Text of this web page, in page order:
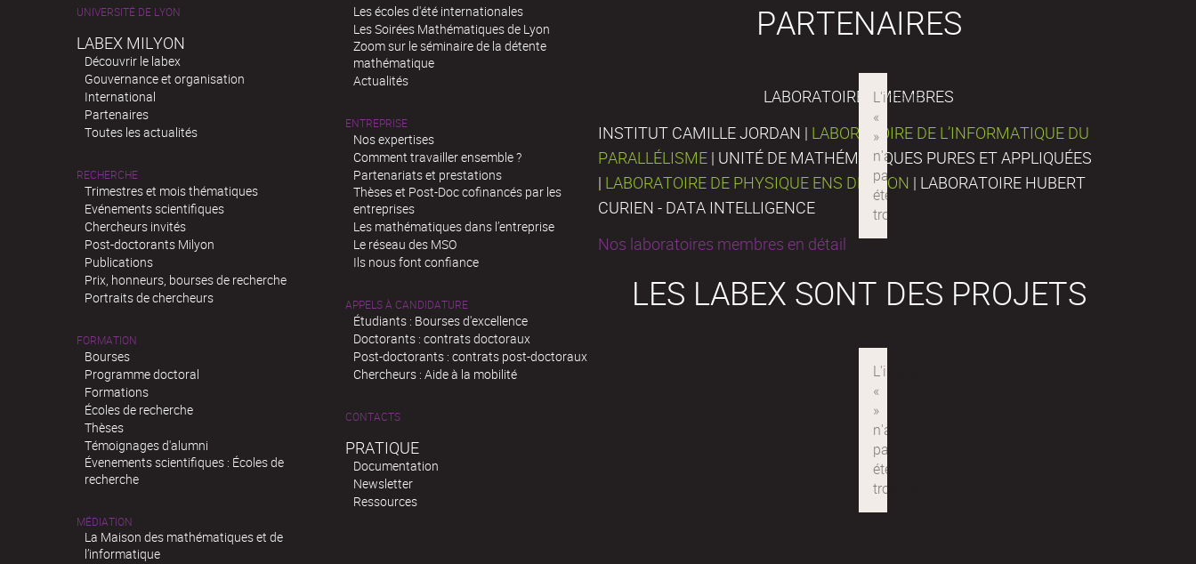
UNIVERSITÉ DE LYON
LABEX MILYON
Découvrir le labex
Gouvernance et organisation
International
Partenaires
Toutes les actualités
RECHERCHE
Trimestres et mois thématiques
Evénements scientifiques
Chercheurs invités
Post-doctorants Milyon
Publications
Prix, honneurs, bourses de recherche
Portraits de chercheurs
FORMATION
Bourses
Programme doctoral
Formations
Écoles de recherche
Thèses
Témoignages d'alumni
Évenements scientifiques : Écoles de
recherche
MÉDIATION
La Maison des mathématiques et de
l’informatique
Les écoles d'été internationales
Les Soirées Mathématiques de Lyon
Zoom sur le séminaire de la détente
mathématique
Actualités
ENTREPRISE
Nos expertises
Comment travailler ensemble ?
Partenariats et prestations
Thèses et Post-Doc cofinancés par les
entreprises
Les mathématiques dans l’entreprise
Le réseau des MSO
Ils nous font confiance
APPELS À CANDIDATURE
Étudiants : Bourses d'excellence
Doctorants : contrats doctoraux
Post-doctorants : contrats post-doctoraux
Chercheurs : Aide à la mobilité
CONTACTS
PRATIQUE
Documentation
Newsletter
Ressources
PARTENAIRES
LABORATOIRES MEMBRES
INSTITUT CAMILLE JORDAN | LABORATOIRE DE L’INFORMATIQUE DU
PARALLÉLISME | UNITÉ DE MATHÉMATIQUES PURES ET APPLIQUÉES
| LABORATOIRE DE PHYSIQUE ENS DE LYON | LABORATOIRE HUBERT
CURIEN - DATA INTELLIGENCE
Nos laboratoires membres en détail
LES LABEX SONT DES PROJETS